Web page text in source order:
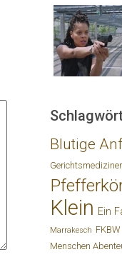
Blutige
Klein Ein
Marrakesch FKBW
Menschen